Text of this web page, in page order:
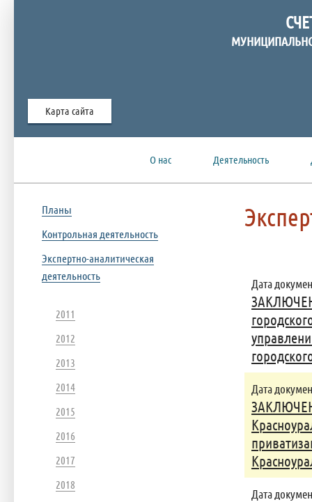
Карта сайта
О нас Деятельность
Дата
Дата
Дата
Планы
Контрольная деятельность
Экспертно-аналитическая
деятельность
2011
2012
2013
2014
2015
2016
2017
2018